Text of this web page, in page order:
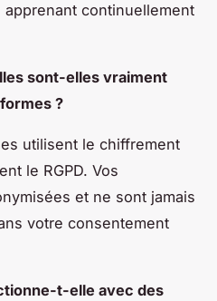
apprenant continuellement
sont-elles vraiment
?
utilisent le chiffrement
le RGPD. Vos
et ne sont jamais
votre consentement
t-elle avec des